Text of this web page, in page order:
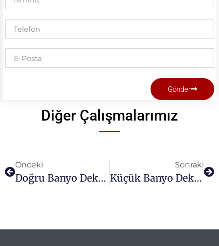
Gönder
Diğer Çalışmalarımız
Önceki
Doğru Banyo Dekorasyonu Nasıl Yapılır?
Sonraki
Küçük Banyo Dekorasyonunda Önemli İpuçları